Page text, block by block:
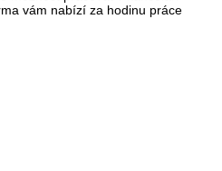
vám nabízí za hodinu práce